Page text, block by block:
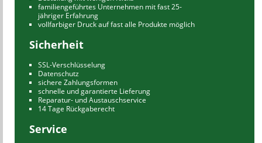
familiengeführtes Unternehmen mit fast 25-
jähriger Erfahrung
vollfarbiger Druck auf fast alle Produkte möglich
Sicherheit
SSL-Verschlüsselung
Datenschutz
sichere Zahlungsformen
schnelle und garantierte Lieferung
Reparatur- und Austauschservice
14 Tage Rückgaberecht
Service